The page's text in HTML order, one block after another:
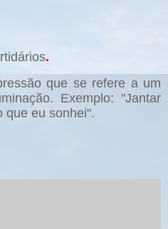
.
que se refere a um
Exemplo: "Jantar
que eu sonhei".